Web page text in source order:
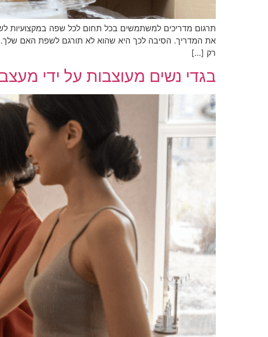
תרגום מדריכים למשתמשים בכל תחום לכל שפה במקצועיות
את המדריך. הסיבה לכך היא שהוא לא תורגם לשפת האם
רק […]
בגדי נשים מעוצבות על ידי